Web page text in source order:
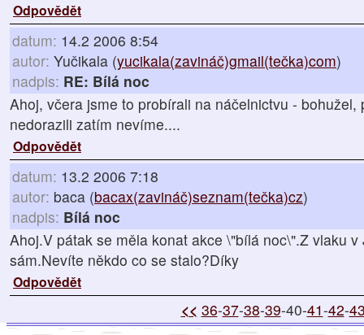
Odpovědět
datum: 14.2 2006 8:54
autor: Yučikala (yucikala(zavináč)gmail(tečka)com)
nadpis: RE: Bílá noc
Ahoj, včera jsme to probírali na náčelnictvu -
nedorazili zatím nevíme....
Odpovědět
datum: 13.2 2006 7:18
autor: baca (bacax(zavináč)seznam(tečka)cz)
nadpis: Bílá noc
Ahoj.V pátak se měla konat akce \"bílá noc\".Z vlaku
sám.Nevíte někdo co se stalo?Díky
Odpovědět
<< 36-37-38-39-40-41-42-